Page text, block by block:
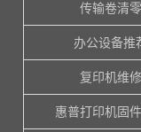
传输卷清零
办公设备推
复印机维修
惠普打印机固